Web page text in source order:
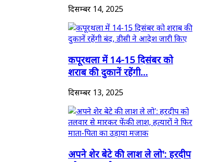
दिसम्बर 14, 2025
कपूरथला में 14-15 दिसंबर को
शराब की दुकानें रहेंगी...
दिसम्बर 13, 2025
अपने शेर बेटे की लाश ले लो': हरदीप